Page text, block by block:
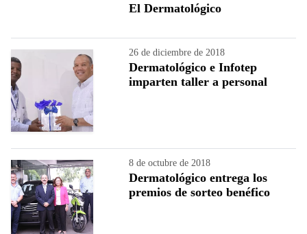
El Dermatológico
26 de diciembre de 2018
Dermatológico e Infotep
imparten taller a personal
8 de octubre de 2018
Dermatológico entrega los
premios de sorteo benéfico